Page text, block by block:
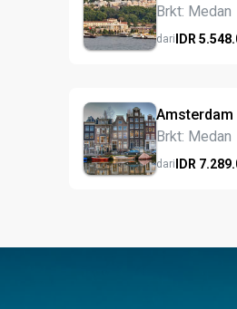
Brkt: Medan
dari IDR 5.548.
Amsterdam
Brkt: Medan
dari IDR 7.289.